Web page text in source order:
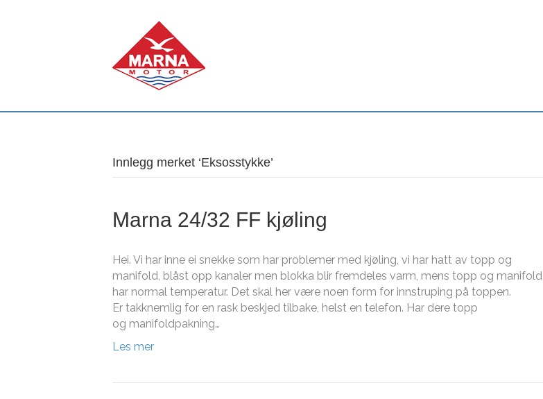
Innlegg merket ‘Eksosstykke’
Marna 24/32 FF kjøling
Hei. Vi har inne ei snekke som har problemer med kjøling, vi har hatt av topp og
manifold, blåst opp kanaler men blokka blir fremdeles varm, mens topp og manifold
har normal temperatur. Det skal her være noen form for innstruping på toppen.
Er takknemlig for en rask beskjed tilbake, helst en telefon. Har dere topp
og manifoldpakning…
Les mer